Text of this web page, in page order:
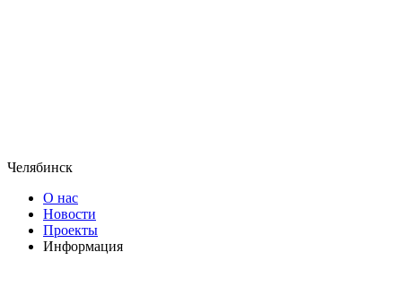
Челябинск
О нас
Новости
Проекты
Информация